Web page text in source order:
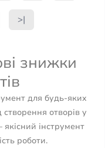
>|
знижки
для будь-яких
отворів у
якісний інструмент
роботи.